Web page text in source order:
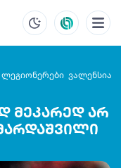
ლეგიონერები ვალენსია
მეკარედ არ